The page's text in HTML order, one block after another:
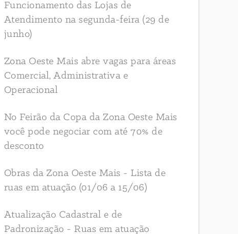
Funcionamento das Lojas de
Atendimento na segunda-feira (29 de
junho)
Zona Oeste Mais abre vagas para áreas
Comercial, Administrativa e
Operacional
No Feirão da Copa da Zona Oeste Mais
você pode negociar com até 70% de
desconto
Obras da Zona Oeste Mais - Lista de
ruas em atuação (01/06 a 15/06)
Atualização Cadastral e de
Padronização - Ruas em atuação